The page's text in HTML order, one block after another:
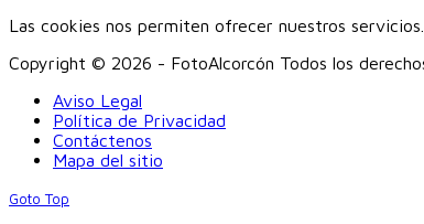
Las cookies nos permiten ofrecer nuestros
Copyright © 2026 - FotoAlcorcón Todos los
Aviso Legal
Política de Privacidad
Contáctenos
Mapa del sitio
Goto Top